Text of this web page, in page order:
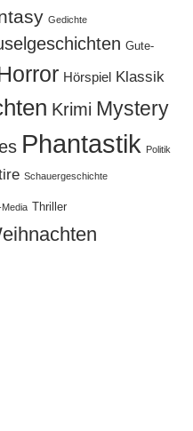
Gedichte
Gute-
Hörspiel Klassik
Krimi Mystery
Phantastik Politik
Schauergeschichte
Thriller